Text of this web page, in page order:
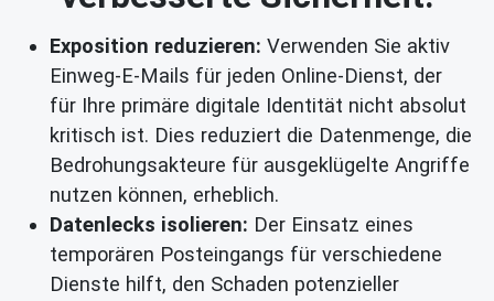
Exposition reduzieren: Verwenden Sie aktiv
Einweg-E-Mails für jeden Online-Dienst, der
für Ihre primäre digitale Identität nicht absolut
kritisch ist. Dies reduziert die Datenmenge, die
Bedrohungsakteure für ausgeklügelte Angriffe
nutzen können, erheblich.
Datenlecks isolieren: Der Einsatz eines
temporären Posteingangs für verschiedene
Dienste hilft, den Schaden potenzieller